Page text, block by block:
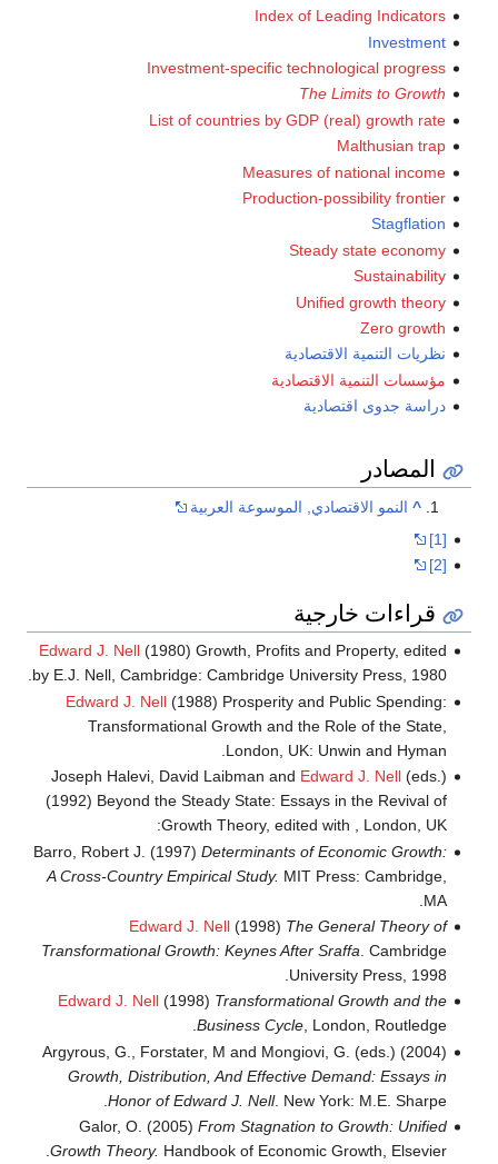
Index of Leading Indicators
Investment
Investment-specific technological progress
The Limits to Growth
List of countries by GDP (real) growth rate
Malthusian trap
Measures of national income
Production-possibility frontier
Stagflation
Steady state economy
Sustainability
Unified growth theory
Zero growth
نظريات التنمية الاقتصادية
مؤسسات التنمية الاقتصادية
دراسة جدوى اقتصادية
المصادر
^ النمو الاقتصادي, الموسوعة العربية
[1]
[2]
قراءات خارجية
Edward J. Nell(1980) Growth, Profits and Property, edited
by E.J. Nell, Cambridge: Cambridge University Press, 1980.
Edward J. Nell(1988) Prosperity and Public Spending:
Transformational Growth and the Role of the State,
London, UK: Unwin and Hyman.
Joseph Halevi, David Laibman and Edward J. Nell(eds.)
(1992) Beyond the Steady State: Essays in the Revival of
Growth Theory, edited with , London, UK:
Barro, Robert J. (1997) Determinants of Economic Growth:
A Cross-Country Empirical Study. MIT Press: Cambridge,
MA.
Edward J. Nell(1998) The General Theory of
Transformational Growth: Keynes After Sraffa . Cambridge
University Press, 1998.
Edward J. Nell(1998) Transformational Growth and the
Business Cycle, London, Routledge.
Argyrous, G., Forstater, M and Mongiovi, G. (eds.) (2004)
Growth, Distribution, And Effective Demand: Essays in
Honor of Edward J. Nell. New York: M.E. Sharpe.
Galor, O. (2005) From Stagnation to Growth: Unified
Growth Theory. Handbook of Economic Growth, Elsevier.